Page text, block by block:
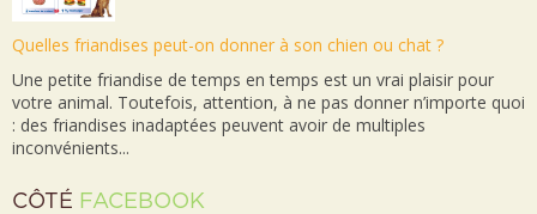
Quelles friandises peut-on donner à son chien ou chat ?
Une petite friandise de temps en temps est un vrai plaisir pour
votre animal. Toutefois, attention, à ne pas donner n’importe quoi
: des friandises inadaptées peuvent avoir de multiples
inconvénients...
CÔTÉ FACEBOOK